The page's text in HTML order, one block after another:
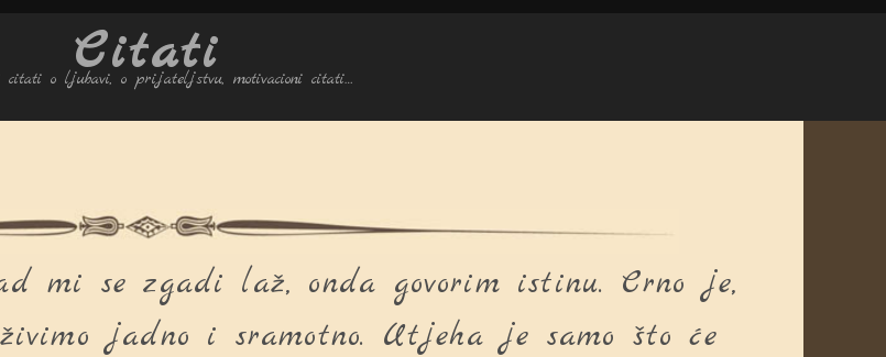
Citati
o ljubavi, o prijateljstvu, motivacioni citati…
mi se zgadi laž, onda govorim istinu. Crno je,
jadno i sramotno. Utjeha je samo što će